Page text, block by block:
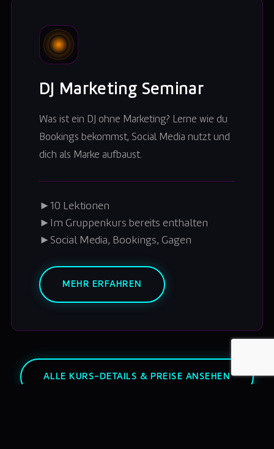
DJ Marketing Seminar
Was ist ein DJ ohne Marketing? Lerne wie du
Bookings bekommst, Social Media nutzt und
dich als Marke aufbaust.
► 10 Lektionen
► Im Gruppenkurs bereits enthalten
► Social Media, Bookings, Gagen
MEHR ERFAHREN
ALLE KURS-DETAILS & PREISE ANSEHEN